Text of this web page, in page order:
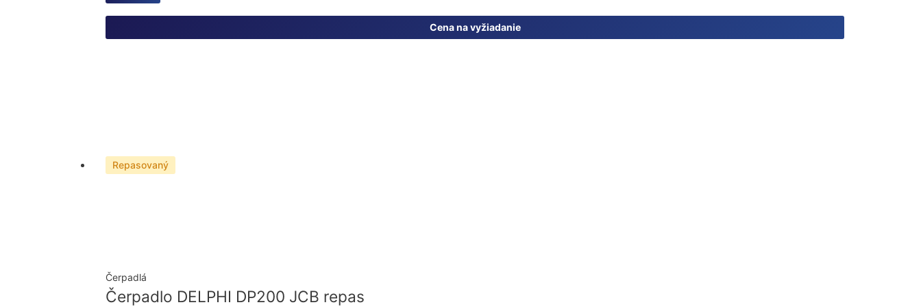
Cena na vyžiadanie
Repasovaný
Čerpadlá
Čerpadlo DELPHI DP200 JCB repas